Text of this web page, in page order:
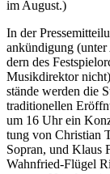
im August.)
In der
an­kün­di­gung
dern des
Mu­sik­di­rek­tor
stän­de wer­den die
tra­di­tio­nel­len
um 16 Uhr ein
tung von Chris­ti­an
So­pran, und Klaus
Wahn­fried-Flü­gel